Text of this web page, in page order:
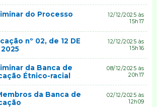
do Processo
12/12/2025 às
15h17
nº 02, de 12 DE
2025
12/12/2025 às
15h16
da Banca de
Étnico-racial
08/12/2025 às
20h17
da Banca de
02/12/2025 às
12h09